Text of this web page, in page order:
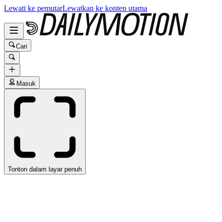
Lewati ke pemutarLewatkan ke konten utama
Cari
Masuk
Tonton dalam layar penuh